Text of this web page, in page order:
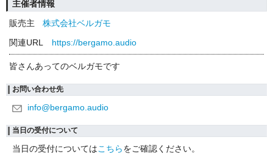
主催者情報
販売主
株式会社ベルガモ
関連URL
https://bergamo.audio
皆さんあってのベルガモです
お問い合わせ先
info@bergamo.audio
当日の受付について
当日の受付についてはこちらをご確認ください。